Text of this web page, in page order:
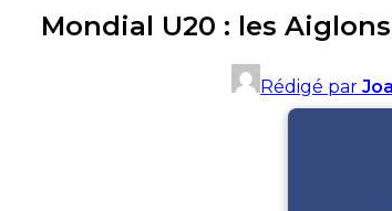
Mondial U20 : les
Rédigé par